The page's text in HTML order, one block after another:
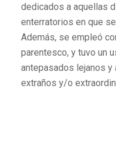
dedicados a aquellas
enterratorios en que
Además, se empleó
parentesco, y tuvo un
antepasados lejanos
extraños y/o